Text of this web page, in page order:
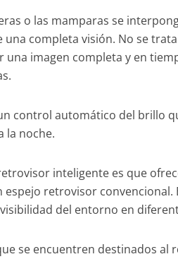
o las mamparas se
completa visión. No se
imagen completa y en
control automático del brillo
la noche.
inteligente es que
retrovisor convencional.
del entorno en
se encuentren destinados al